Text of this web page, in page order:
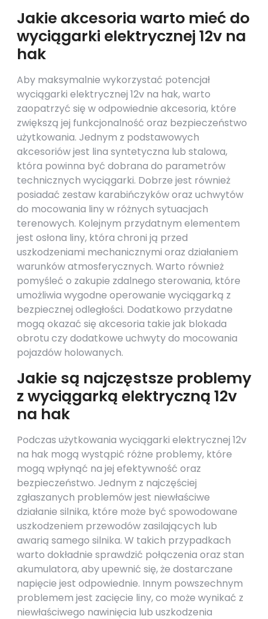
Jakie akcesoria warto mieć do
wyciągarki elektrycznej 12v na
hak
Aby maksymalnie wykorzystać potencjał
wyciągarki elektrycznej 12v na hak, warto
zaopatrzyć się w odpowiednie akcesoria, które
zwiększą jej funkcjonalność oraz bezpieczeństwo
użytkowania. Jednym z podstawowych
akcesoriów jest lina syntetyczna lub stalowa,
która powinna być dobrana do parametrów
technicznych wyciągarki. Dobrze jest również
posiadać zestaw karabińczyków oraz uchwytów
do mocowania liny w różnych sytuacjach
terenowych. Kolejnym przydatnym elementem
jest osłona liny, która chroni ją przed
uszkodzeniami mechanicznymi oraz działaniem
warunków atmosferycznych. Warto również
pomyśleć o zakupie zdalnego sterowania, które
umożliwia wygodne operowanie wyciągarką z
bezpiecznej odległości. Dodatkowo przydatne
mogą okazać się akcesoria takie jak blokada
obrotu czy dodatkowe uchwyty do mocowania
pojazdów holowanych.
Jakie są najczęstsze problemy
z wyciągarką elektryczną 12v
na hak
Podczas użytkowania wyciągarki elektrycznej 12v
na hak mogą wystąpić różne problemy, które
mogą wpłynąć na jej efektywność oraz
bezpieczeństwo. Jednym z najczęściej
zgłaszanych problemów jest niewłaściwe
działanie silnika, które może być spowodowane
uszkodzeniem przewodów zasilających lub
awarią samego silnika. W takich przypadkach
warto dokładnie sprawdzić połączenia oraz stan
akumulatora, aby upewnić się, że dostarczane
napięcie jest odpowiednie. Innym powszechnym
problemem jest zacięcie liny, co może wynikać z
niewłaściwego nawinięcia lub uszkodzenia